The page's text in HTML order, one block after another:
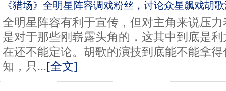
《猎场》全明星阵容调戏粉丝，讨论众星飙戏胡
全明星阵容有利于宣传，但对主角来说压
是对于那些刚崭露头角的，这其中到底是
在还不能定论。胡歌的演技到底能不能拿
知，只...[全文]